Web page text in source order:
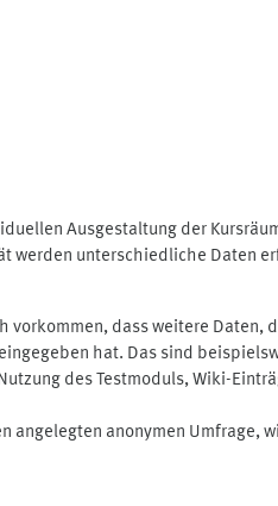
Ausgestaltung der
unterschiedliche Daten
dass weitere
hat. Das sind
des Testmoduls, Wiki-
anonymen